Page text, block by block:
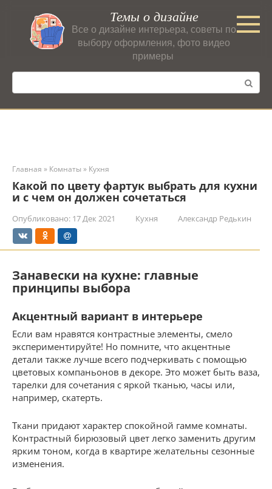
контенту
Темы о дизайне
Все о дизайне интерьера, советы по
выбору оформления, фото видео
примеры
Поиск:
Главная » Комнаты » Кухня
Какой по цвету фартук выбрать для кухни
и с чем он должен сочетаться
Опубликовано: 17 Дек 2021 Кухня Александр Редькин
Занавески на кухне: главные
принципы выбора
Акцентный вариант в интерьере
Если вам нравятся контрастные элементы, смело
экспериментируйте! Но помните, что акцентные
детали также лучше всего подчеркивать с помощью
цветовых компаньонов в декоре. Это может быть ваза,
тарелки для сочетания с яркой тканью, часы или,
например, скатерть.
Ткани придают характер спокойной гамме комнаты.
Контрастный бирюзовый цвет легко заменить другим
ярким тоном, когда в квартире желательны сезонные
изменения.